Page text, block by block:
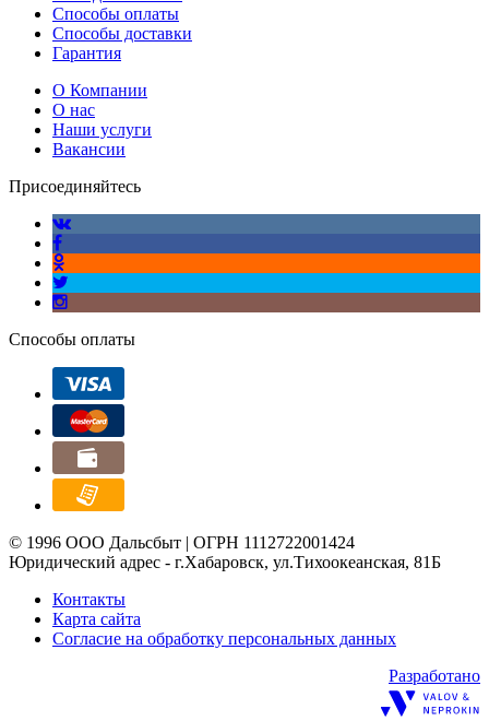
Способы оплаты
Способы доставки
Гарантия
О Компании
О нас
Наши услуги
Вакансии
Присоединяйтесь
Способы оплаты
© 1996 ООО Дальсбыт | ОГРН 1112722001424
Юридический адрес - г.Хабаровск, ул.Тихоокеанская, 81Б
Контакты
Карта сайта
Согласие на обработку персональных данных
Разработано